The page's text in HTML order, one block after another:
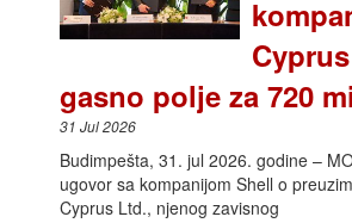
gasno polje za 720
31 Jul 2026
Budimpešta, 31. jul 2026. godine –
ugovor sa kompanijom Shell o
Cyprus Ltd., njenog zavisnog